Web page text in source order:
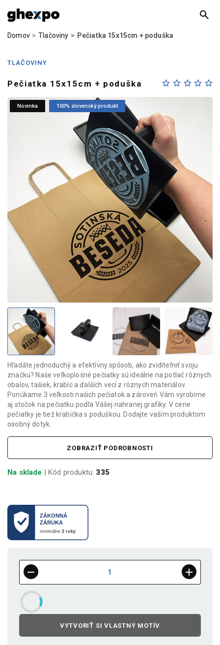
Domov Tlačoviny Pečiatka 15x15cm + poduška
TLAČOVINY
Pečiatka 15x15cm + poduška
Novinka 100% slovenský produkt
Hľadáte jednoduchý a efektívny spôsob, ako zviditeľniť svoju
značku? Naše veľkoplošné pečiatky sú ideálne na potlač rôznych
obalov, tašiek, krabíc a ďalších vecí z rôznych materiálov.
Ponúkame 3 veľkosti našich pečiatok a zároveň Vám vyrobíme
aj stočok na pečiatku podľa Vášej nahranej grafiky. V cene
pečiatky je tiež krabička s poduškou. Dodajte vaším produktom
osobný dotyk.
ZOBRAZIŤ PODROBNOSTI
Na sklade | Kód produktu: 335
VYTVORIŤ SI VLASTNÝ MOTÍV